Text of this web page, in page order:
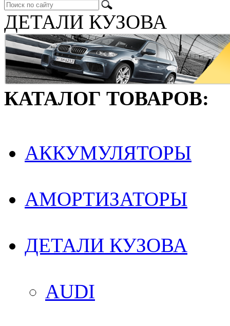
ДЕТАЛИ КУЗОВА
КАТАЛОГ ТОВАРОВ:
АККУМУЛЯТОРЫ
АМОРТИЗАТОРЫ
ДЕТАЛИ КУЗОВА
AUDI